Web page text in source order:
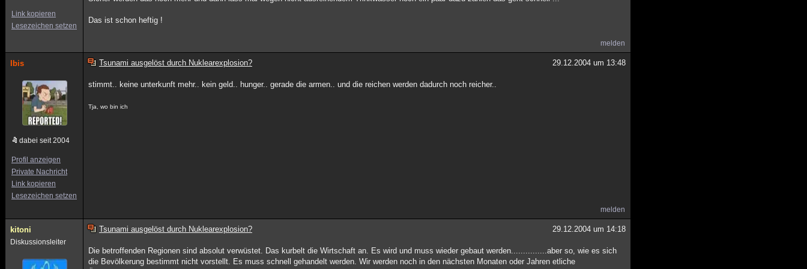
Link kopieren
Lesezeichen setzen
Das ist schon heftig !
melden
Ibis
dabei seit 2004
Profil anzeigen
Private Nachricht
Link kopieren
Lesezeichen setzen
Tsunami ausgelöst durch Nuklearexplosion? 29.12.2004 um 13:48
stimmt.. keine unterkunft mehr.. kein geld.. hunger.. gerade die armen.. und die reichen werden dadurch noch reicher..
Tja, wo bin ich
melden
kitoni
Diskussionsleiter
Tsunami ausgelöst durch Nuklearexplosion? 29.12.2004 um 14:18
Die betroffenden Regionen sind absolut verwüstet. Das kurbelt die Wirtschaft an. Es wird und muss wieder gebaut werden...............aber so, wie es sich
die Bevölkerung bestimmt nicht vorstellt. Es muss schnell gehandelt werden. Wir werden noch in den nächsten Monaten oder Jahren etliche